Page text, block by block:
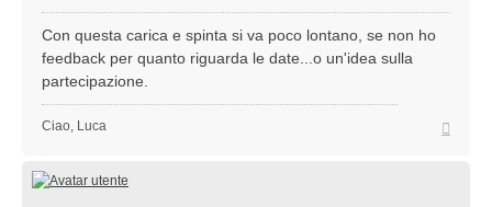
Con questa carica e spinta si va poco lontano, se non ho
feedback per quanto riguarda le date...o un'idea sulla
partecipazione.
Ciao, Luca